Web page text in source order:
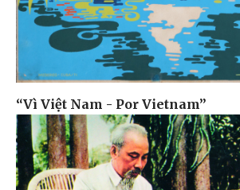
“Vì Việt Nam - Por Vietnam”